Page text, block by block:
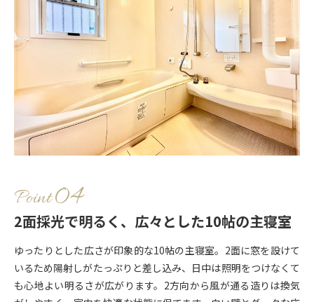
Point
2面採光で明るく、広々とした10帖の主寝室
ゆったりとした広さが印象的な10帖の主寝室。2面に窓を設けて
いるため陽射しがたっぷりと差し込み、日中は照明をつけなくて
も心地よい明るさが広がります。2方向から風が通る造りは換気